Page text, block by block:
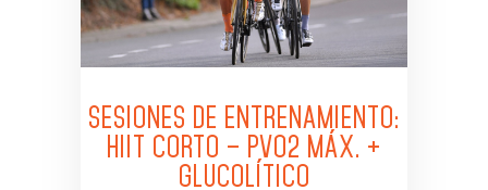
SESIONES DE ENTRENAMIENTO:
HIIT CORTO – PVO2 MÁX. +
GLUCOLÍTICO